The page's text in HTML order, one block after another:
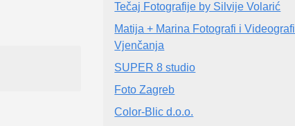
Tečaj Fotografije by Silvije Volarić
Matija + Marina Fotografi i Videografi
Vjenčanja
SUPER 8 studio
Foto Zagreb
Color-Blic d.o.o.